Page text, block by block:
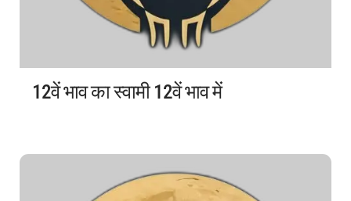
12वें भाव का स्वामी 12वें भाव में